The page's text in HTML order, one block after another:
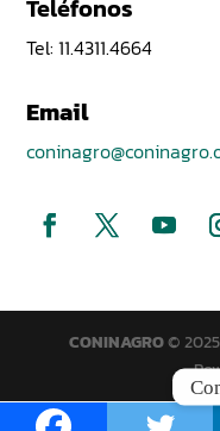
Teléfonos
Tel: 11.4311.4664
Email
CONINAGRO©